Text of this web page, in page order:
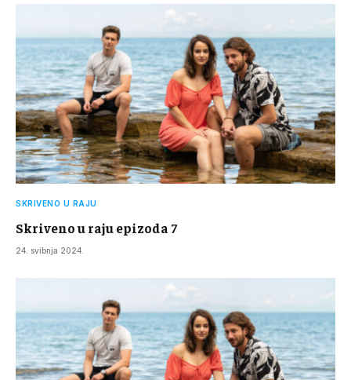
SKRIVENO U RAJU
Skriveno u raju epizoda 7
24. svibnja 2024.